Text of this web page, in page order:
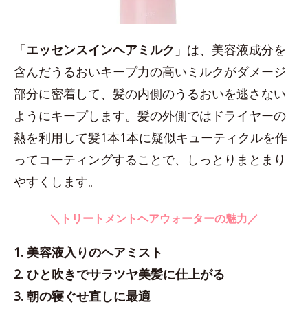
「エッセンスインヘアミルク 」は、美容液成分を
含んだうるおいキープ力の高いミルクがダメージ
部分に密着して、髪の内側のうるおいを逃さない
ようにキープします。髪の外側ではドライヤーの
熱を利用して髪1本1本に疑似キューティクルを作
ってコーティングすることで、しっとりまとまり
やすくします。
＼トリートメントヘアウォーターの魅力／
1. 美容液入りのヘアミスト
2. ひと吹きでサラツヤ美髪に仕上がる
3. 朝の寝ぐせ直しに最適